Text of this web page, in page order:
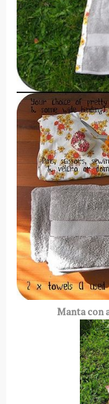
Manta con